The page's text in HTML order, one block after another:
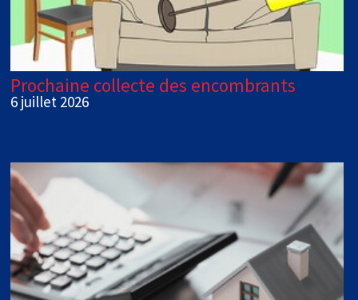
Prochaine collecte des encombrants
6 juillet 2026